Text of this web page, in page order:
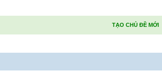
TẠO CHỦ ĐỀ MỚI